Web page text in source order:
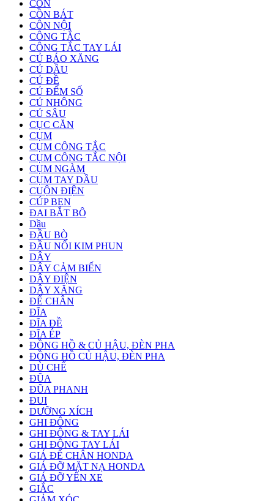
CÔN
CỒN BÁT
CÔN NỘI
CÔNG TẮC
CÔNG TẮC TAY LÁI
CỦ BÁO XĂNG
CỦ DẦU
CỦ ĐỀ
CỦ ĐẾM SỐ
CỦ NHÔNG
CỦ SÂU
CỤC CĂN
CỤM
CỤM CÔNG TẮC
CỤM CÔNG TẮC NỘI
CỤM NGÀM
CỤM TAY DẦU
CUỘN ĐIỆN
CÚP BEN
ĐAI BẮT BÔ
Dầu
ĐẦU BÒ
ĐẦU NỐI KIM PHUN
DÂY
DÂY CẢM BIẾN
DÂY ĐIỆN
DÂY XĂNG
ĐỂ CHÂN
ĐĨA
ĐĨA ĐỀ
ĐĨA ÉP
ĐỒNG HỒ & CỦ HẬU, ĐÈN PHA
ĐỒNG HỒ CỦ HẬU, ĐÈN PHA
DÙ CHẾ
ĐŨA
ĐŨA PHANH
ĐUI
DƯỠNG XÍCH
GHI ĐÔNG
GHI ĐÔNG & TAY LÁI
GHI ĐÔNG TAY LÁI
GIÁ ĐỂ CHÂN HONDA
GIÁ ĐỠ MẶT NẠ HONDA
GIÁ ĐỠ YÊN XE
GIẮC